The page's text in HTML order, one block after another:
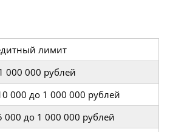
лимит
000 000 рублей
000 до 1 000 000 рублей
000 до 1 000 000 рублей